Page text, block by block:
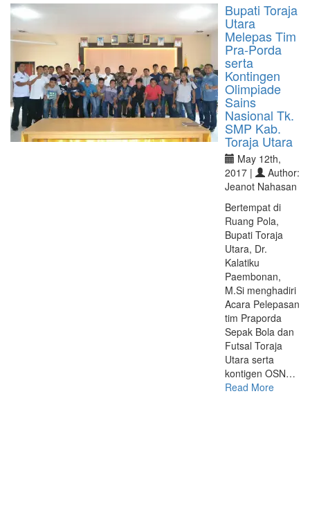
Bupati Toraja
Utara
Melepas Tim
Pra-Porda
serta
Kontingen
Olimpiade
Sains
Nasional Tk.
SMP Kab.
Toraja Utara
May 12th,
2017 |
Author:
Jeanot Nahasan
Bertempat di
Ruang Pola,
Bupati Toraja
Utara, Dr.
Kalatiku
Paembonan,
M.Si menghadiri
Acara Pelepasan
tim Praporda
Sepak Bola dan
Futsal Toraja
Utara serta
kontigen OSN…
Read More